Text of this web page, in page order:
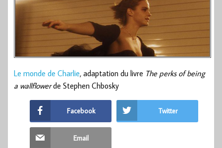
Le monde de Charlie, adaptation du livre The perks of being
a wallflowerde Stephen Chbosky
Facebook Twitter
Email